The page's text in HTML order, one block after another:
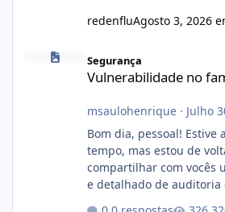
redenfluAgosto 3, 2026
Vulnerabilidade no famoso VOX
Segurança
Vulnerabilidade no
msaulohenrique· Julho
Bom dia, pessoal! Estive
tempo, mas estou de
compartilhar com vocês
e detalhado de auditoria